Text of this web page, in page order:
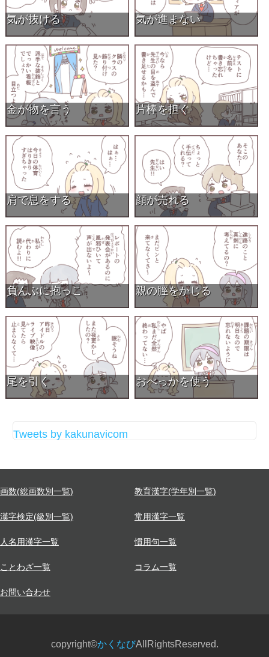
気が抜ける 気が進まない
金が物を言う 片棒を担ぐ
肩で息をする 顔が売れる
負んぶに抱っこ 親の脛をかじる
尾を引く おべっかを使う
Tweets by kakunavicom
画数(総画数別一覧) 教育漢字(学年別一覧)
漢字検定(級別一覧) 常用漢字一覧
人名用漢字一覧 慣用句一覧
ことわざ一覧 コラム一覧
お問い合わせ
copyright©かくなびAllRightsReserved.